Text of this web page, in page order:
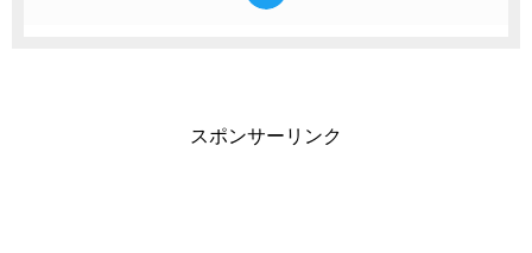
スポンサーリンク